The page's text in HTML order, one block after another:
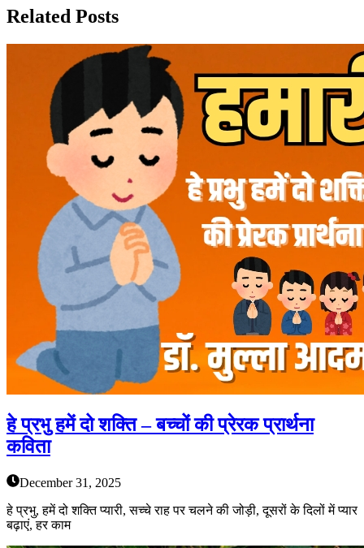
Related Posts
हे प्रभु हमें दो शक्ति – बच्चों की प्रेरक प्रार्थना
कविता
December 31, 2025
हे प्रभु, हमें दो शक्ति प्यारी, सच्चे राह पर चलने की जोड़ी, दूसरों के दिलों में प्यार
बढ़ाएं, हर काम